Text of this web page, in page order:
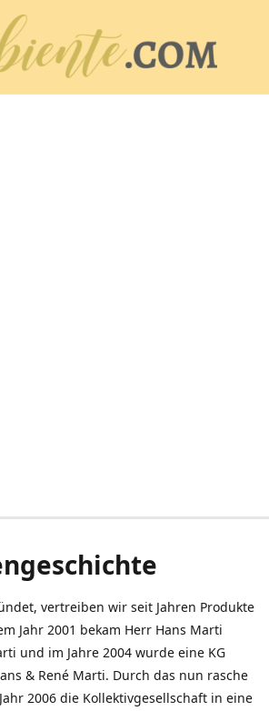
vertreiben wir seit Jahren Produkte
Jahr 2001 bekam Herr Hans Marti
und im Jahre 2004 wurde eine KG
& René Marti. Durch das nun rasche
2006 die Kollektivgesellschaft in eine